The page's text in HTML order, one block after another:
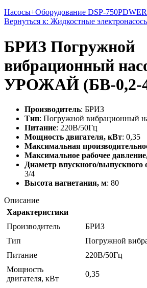
Насосы+Оборудование DSP-750PD
Вернуться к: Жидкостные
БРИЗ Погружной
вибрационный
УРОЖАЙ (БВ-0,2-
Производитель: БРИЗ
Тип: Погружной вибрационный
Питание: 220В/50Гц
Мощность двигателя, кВт: 0,35
Максимальная
Максимальное рабочее
Диаметр впускного/
3/4
Высота нагнетания, м: 80
Описание
Характеристики
Производитель
БРИЗ
Тип
Погружной
Питание
220В/50Гц
Мощность
двигателя, кВт
0,35